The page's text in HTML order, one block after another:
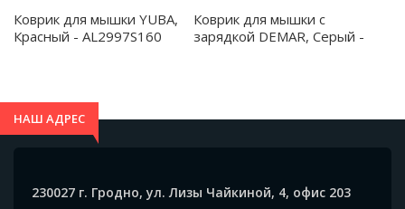
Коврик для мышки YUBA,
Красный - AL2997S160
Коврик для мышки с
зарядкой DEMAR, Серый -
НАШ АДРЕС
230027 г. Гродно, ул. Лизы Чайкиной, 4, офис 203